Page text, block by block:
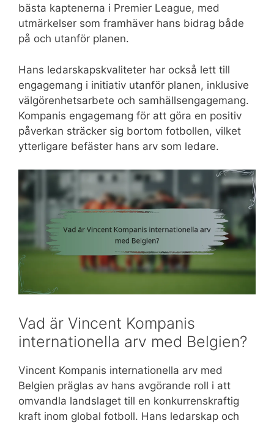
bästa kaptenerna i Premier League, med
utmärkelser som framhäver hans bidrag både
på och utanför planen.
Hans ledarskapskvaliteter har också lett till
engagemang i initiativ utanför planen, inklusive
välgörenhetsarbete och samhällsengagemang.
Kompanis engagemang för att göra en positiv
påverkan sträcker sig bortom fotbollen, vilket
ytterligare befäster hans arv som ledare.
Vad är Vincent Kompanis
internationella arv med Belgien?
Vincent Kompanis internationella arv med
Belgien präglas av hans avgörande roll i att
omvandla landslaget till en konkurrenskraftig
kraft inom global fotboll. Hans ledarskap och